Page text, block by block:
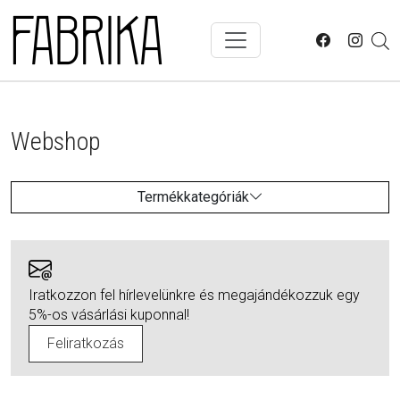
Webshop
Termékkategóriák
Iratkozzon fel hírlevelünkre és megajándékozzuk egy
5%-os vásárlási kuponnal!
Feliratkozás